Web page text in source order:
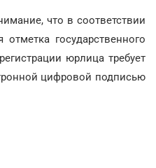
что в соответствии
государственного
юрлица требует
цифровой подписью